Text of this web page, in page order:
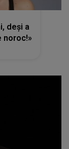
deși a
noroc!»